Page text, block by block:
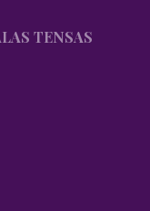
TENSAS